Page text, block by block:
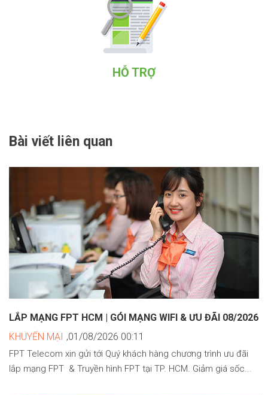
HỖ TRỢ
Bài viết liên quan
LẮP MẠNG FPT HCM | GÓI MẠNG WIFI & ƯU ĐÃI 08/2026
KHUYẾN MẠI ,01/08/2026 00:11
FPT Telecom xin gửi tới Quý khách hàng chương trình ưu đãi
lắp mạng FPT & Truyền hình FPT tại TP. HCM. Giảm giá sốc...